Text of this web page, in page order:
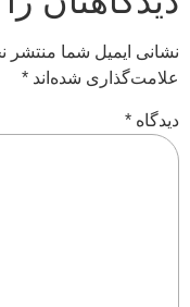
نشانی ایمیل شما منتشر
علامت‌گذاری شده‌اند *
دیدگاه *